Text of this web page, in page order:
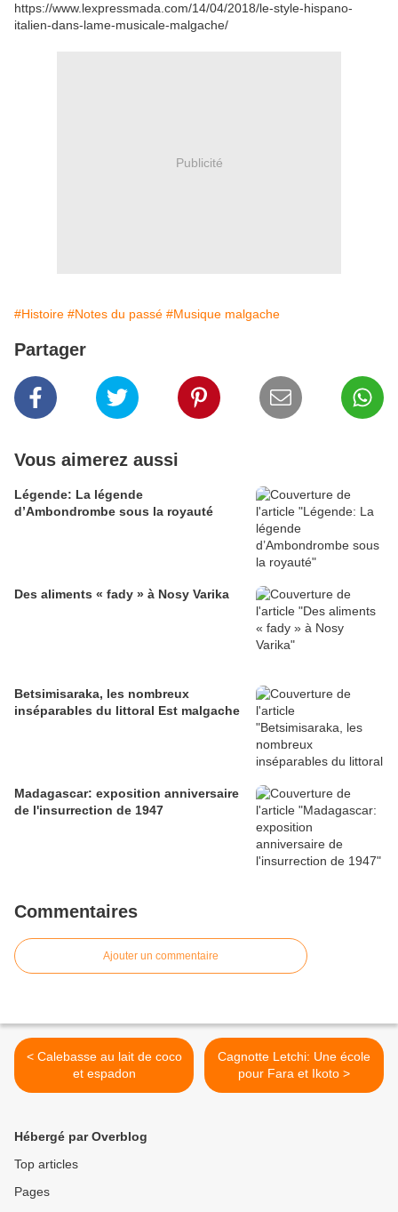
https://www.lexpressmada.com/14/04/2018/le-style-hispano-
italien-dans-lame-musicale-malgache/
Publicité
#Histoire #Notes du passé #Musique malgache
Partager
Vous aimerez aussi
Légende: La légende
d’Ambondrombe sous la royauté
Des aliments « fady » à Nosy Varika
Betsimisaraka, les nombreux
inséparables du littoral Est malgache
Madagascar: exposition anniversaire
de l'insurrection de 1947
Commentaires
Ajouter un commentaire
< Calebasse au lait de coco
et espadon
Cagnotte Letchi: Une école
pour Fara et Ikoto >
Hébergé par Overblog
Top articles
Pages